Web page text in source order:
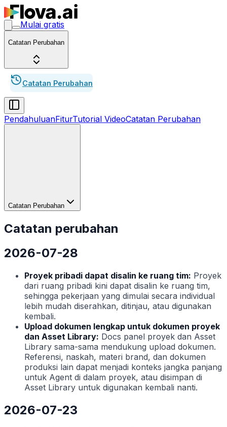
Mulai gratis
Catatan Perubahan
Catatan Perubahan
PendahuluanFiturTutorial VideoCatatan Perubahan
Catatan Perubahan
Catatan perubahan
2026-07-28
Proyek pribadi dapat disalin ke ruang tim: Proyek
dari ruang pribadi kini dapat disalin ke ruang tim,
sehingga pekerjaan yang dimulai secara individual
lebih mudah diserahkan, ditinjau, atau digunakan
kembali.
Upload dokumen lengkap untuk dokumen proyek
dan Asset Library: Docs panel proyek dan Asset
Library sama-sama mendukung upload dokumen.
Referensi, naskah, materi brand, dan dokumen
produksi lain dapat menjadi konteks jangka panjang
untuk Agent di dalam proyek, atau disimpan di
Asset Library untuk digunakan kembali nanti.
2026-07-23